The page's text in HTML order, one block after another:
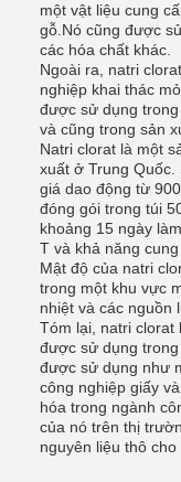
một vật liệu cung
gỗ.Nó cũng được
các hóa chất khác.
Ngoài ra, natri
nghiệp khai thác
được sử dụng
và cũng trong sản
Natri clorat là một
xuất ở Trung
giá dao động từ
đóng gói trong túi
khoảng 15 ngày
T và khả năng
Mật độ của natri
trong một khu vực
nhiệt và các nguồn
Tóm lại, natri clorat
được sử dụng
được sử dụng như
công nghiệp giấy
hóa trong ngành
của nó trên thị
nguyên liệu thô